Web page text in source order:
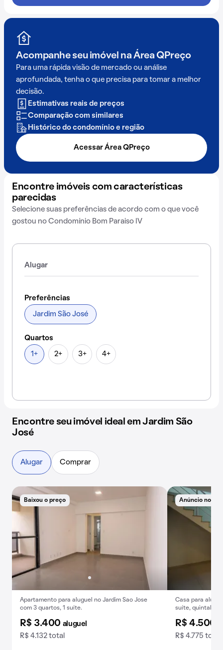
Acompanhe seu imóvel na Área QPreço
Para uma rápida visão de mercado ou análise
aprofundada, tenha o que precisa para tomar a melhor
decisão.
Estimativas reais de preços
Comparação com similares
Histórico do condomínio e região
Acessar Área QPreço
Encontre imóveis com características
parecidas
Selecione suas preferências de acordo com o que você
gostou no Condomínio Bom Paraiso IV
Alugar
Preferências
Jardim São José
Quartos
1+ 2+ 3+ 4+
Encontre seu imóvel ideal em Jardim São
José
Baixou o preço
Apartamento para aluguel no Jardim Sao Jose
com 3 quartos, 1 suíte.
R$ 3.400 aluguel
R$ 4.132 total
Anúncio novo
Casa para
suíte, quintal,
R$ 4.500
R$ 4.775 total
Alugar Comprar